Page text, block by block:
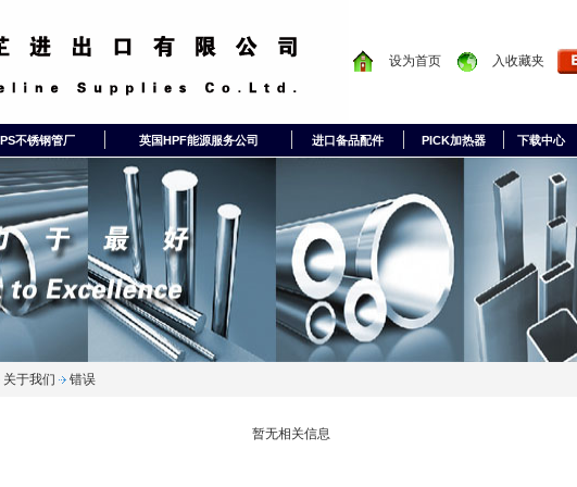
设为首页 入收藏夹
不锈钢管厂 英国HPF能源服务公司 进口备品配件 PICK加热器 下载中心
关于我们 错误
暂无相关信息